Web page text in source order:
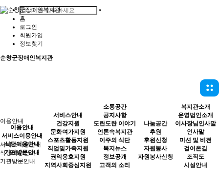
홈
로그인
회원가입
정보찾기
순창군장애인복지관
이용안내
서비스이용안내
식당이용안내
기관방문안내
이용안내
서비스이용안내
식당이용안내
기관방문안내
서비스안내
건강지원
문화여가지원
스포츠활동지원
직업및가족지원
권익옹호지원
지역사회중심지원
소통공간
공지사항
도란도란 이야기
언론속복지관
이주의 식단
복지뉴스
정보공개
고객의 소리
나눔공간
후원
후원신청
자원봉사
자원봉사신청
복지관소개
운영법인소개
이사장님인사말
인사말
미션 및 비전
걸어온길
조직도
시설안내